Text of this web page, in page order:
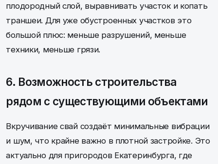
плодородный слой, выравнивать участок и копать
траншеи. Для уже обустроенных участков это
большой плюс: меньше разрушений, меньше
техники, меньше грязи.
6. Возможность строительства
рядом с существующими объектами
Вкручивание свай создаёт минимальные вибрации
и шум, что крайне важно в плотной застройке. Это
актуально для пригородов Екатеринбурга, где